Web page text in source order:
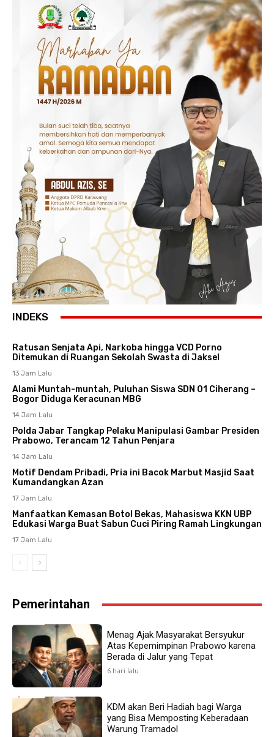
INDEKS
Ratusan Senjata Api, Narkoba hingga VCD Porno
Ditemukan di Ruangan Sekolah Swasta di Jaksel
13 Jam Lalu
Alami Muntah-muntah, Puluhan Siswa SDN 01 Ciherang –
Bogor Diduga Keracunan MBG
14 Jam Lalu
Polda Jabar Tangkap Pelaku Manipulasi Gambar Presiden
Prabowo, Terancam 12 Tahun Penjara
14 Jam Lalu
Motif Dendam Pribadi, Pria ini Bacok Marbut Masjid Saat
Kumandangkan Azan
17 Jam Lalu
Manfaatkan Kemasan Botol Bekas, Mahasiswa KKN UBP
Edukasi Warga Buat Sabun Cuci Piring Ramah Lingkungan
17 Jam Lalu
Pemerintahan
Menag Ajak Masyarakat Bersyukur
Atas Kepemimpinan Prabowo karena
Berada di Jalur yang Tepat
6 hari lalu
KDM akan Beri Hadiah bagi Warga
yang Bisa Memposting Keberadaan
Warung Tramadol